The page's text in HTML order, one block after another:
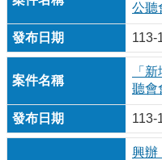
公聽
113-
「
聽會
113-
興辦